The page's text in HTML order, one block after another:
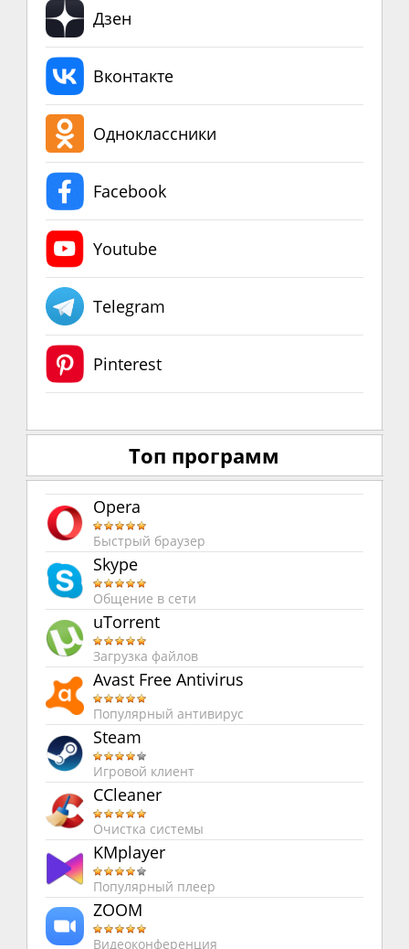
Дзен
Вконтакте
Одноклассники
Facebook
Youtube
Telegram
Pinterest
Топ программ
Opera
Быстрый браузер
Skype
Общение в сети
uTorrent
Загрузка файлов
Avast Free Antivirus
Популярный антивирус
Steam
Игровой клиент
CCleaner
Очистка системы
KMplayer
Популярный плеер
ZOOM
Видеоконференция